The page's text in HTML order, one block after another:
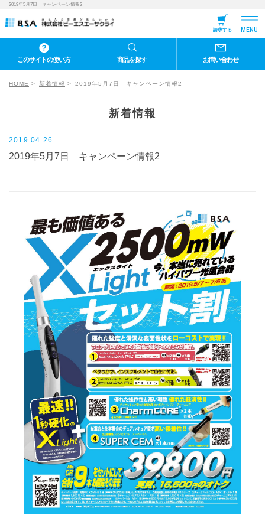
2019年5月7日 キャンペーン情報2
請求する MENU
このサイトの使い方 商品を探す お問い合わせ
HOME 新着情報 2019年5月7日 キャンペーン情報2
新着情報
2019.04.26
2019年5月7日 キャンペーン情報2